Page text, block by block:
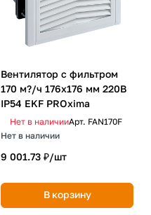
Вентилятор с фильтром
170 м?/ч 176x176 мм 220В
IP54 EKF PROxima
Нет в наличииАрт. FAN170F
Нет в наличии
9 001.73 ₽/шт
В корзину